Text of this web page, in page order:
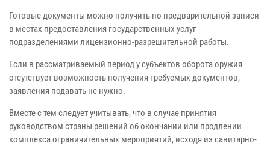
Готовые документы можно получить по предварительной записи
в местах предоставления государственных услуг
подразделениями лицензионно-разрешительной работы.
Если в рассматриваемый период у субъектов оборота оружия
отсутствует возможность получения требуемых документов,
заявления подавать не нужно.
Вместе с тем следует учитывать, что в случае принятия
руководством страны решений об окончании или продлении
комплекса ограничительных мероприятий, исходя из санитарно-